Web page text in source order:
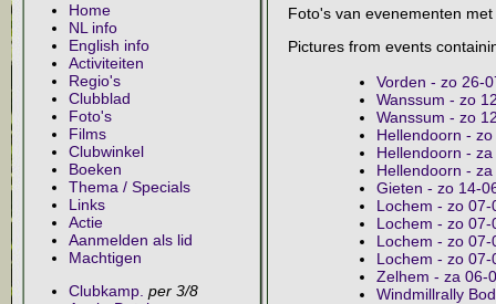
Home
NL info
English info
Activiteiten
Regio's
Clubblad
Foto's
Films
Clubwinkel
Boeken
Thema / Specials
Links
Actie
Aanmelden als lid
Machtigen
Clubkamp. per 3/8
Foto's van evenementen
Pictures from events
Vorden - zo 26-
Wanssum - zo
Wanssum - zo
Hellendoorn -
Hellendoorn -
Hellendoorn -
Gieten - zo 14-
Lochem - zo
Lochem - zo
Lochem - zo
Lochem - zo 07-
Zelhem - za 06-
Windmillrally